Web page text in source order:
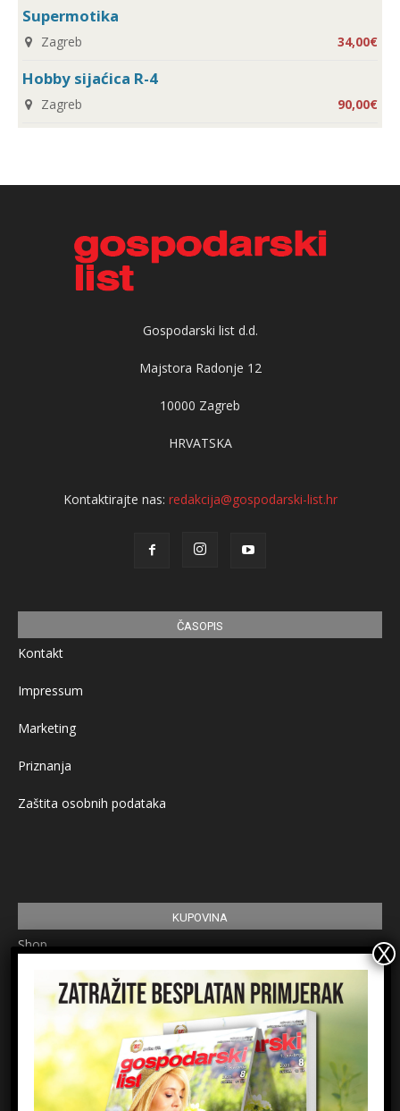
Supermotika
Zagreb 34,00€
Hobby sijaćica R-4
Zagreb 90,00€
Gospodarski list d.d.
Majstora Radonje 12
10000 Zagreb
HRVATSKA
Kontaktirajte nas: redakcija@gospodarski-list.hr
ČASOPIS
Kontakt
Impressum
Marketing
Priznanja
Zaštita osobnih podataka
KUPOVINA
Shop
Pretplata
Uvjeti korištenja
Prijavite se na newsletter